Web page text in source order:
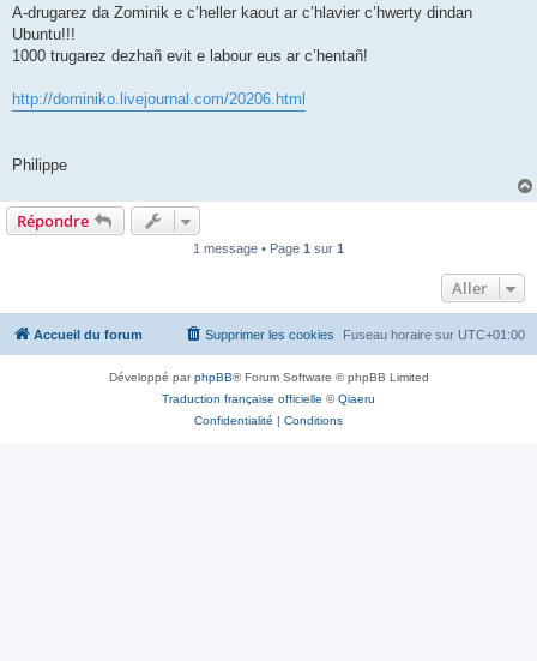
s
a
g
A-drugarez da Zominik e c’heller kaout ar c’hlavier c’hwerty dindan
Ubuntu!!!
1000 trugarez dezhañ evit e labour eus ar c’hentañ!
http://dominiko.livejournal.com/20206.html
Philippe
Répondre
1 message • Page 1 sur 1
Aller
Accueil du forum Fuseau horaire sur UTC+01:00
Supprimer les cookies
Développé parphpBB® Forum Software © phpBB Limited
Traduction française officielle ©Qiaeru
Confidentialité | Conditions